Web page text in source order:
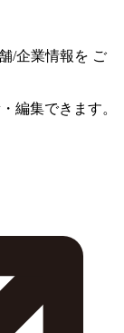
/企業情報を ご
編集できます。